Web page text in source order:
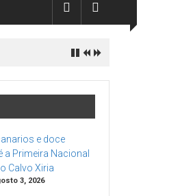
e doce
a Primeira Nacional
Calvo Xiria
3, 2026